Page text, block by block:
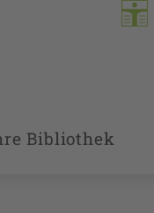
Bibliothek